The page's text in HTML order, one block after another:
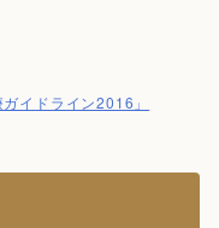
イドライン2016」